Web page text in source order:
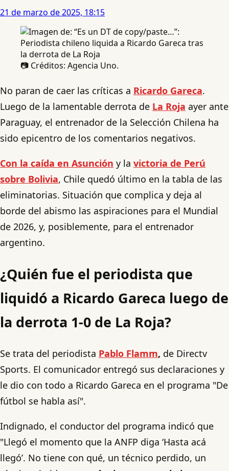
21 de marzo de 2025, 18:15
📷 Créditos: Agencia Uno.
No paran de caer las críticas a Ricardo Gareca.
Luego de la lamentable derrota de La Roja ayer ante
Paraguay, el entrenador de la Selección Chilena ha
sido epicentro de los comentarios negativos.
Con la caída en Asunción y la victoria de Perú
sobre Bolivia, Chile quedó último en la tabla de las
eliminatorias. Situación que complica y deja al
borde del abismo las aspiraciones para el Mundial
de 2026, y, posiblemente, para el entrenador
argentino.
¿Quién fue el periodista que
liquidó a Ricardo Gareca luego de
la derrota 1-0 de La Roja?
Se trata del periodista Pablo Flamm, de Directv
Sports. El comunicador entregó sus declaraciones y
le dio con todo a Ricardo Gareca en el programa "De
fútbol se habla así".
Indignado, el conductor del programa indicó que
"Llegó el momento que la ANFP diga ‘Hasta acá
llegó’. No tiene con qué, un técnico perdido, un